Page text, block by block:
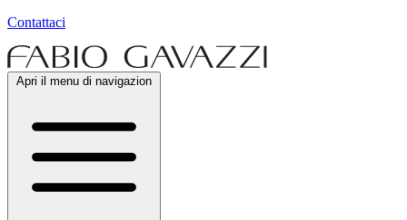
Contattaci
Apri il menu di navigazion